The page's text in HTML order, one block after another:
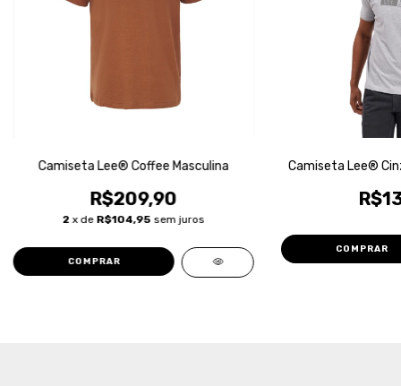
Camiseta Lee® Coffee Masculina
R$209,90
2 x de R$104,95 sem juros
COMPRAR
Camiseta Lee®
COMPRAR